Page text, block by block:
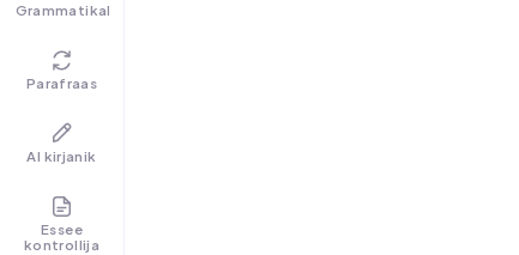
Grammatikakontroll
Parafraas
AI kirjanik
Essee
kontrollija